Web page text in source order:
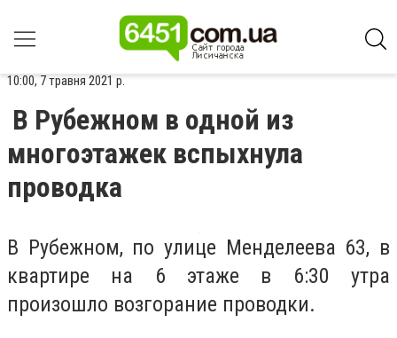
10:00, 7 травня 2021 р.
В Рубежном в одной из
многоэтажек вспыхнула
проводка
В Рубежном, по улице Менделеева 63, в
квартире на 6 этаже в 6:30 утра
произошло возгорание проводки.